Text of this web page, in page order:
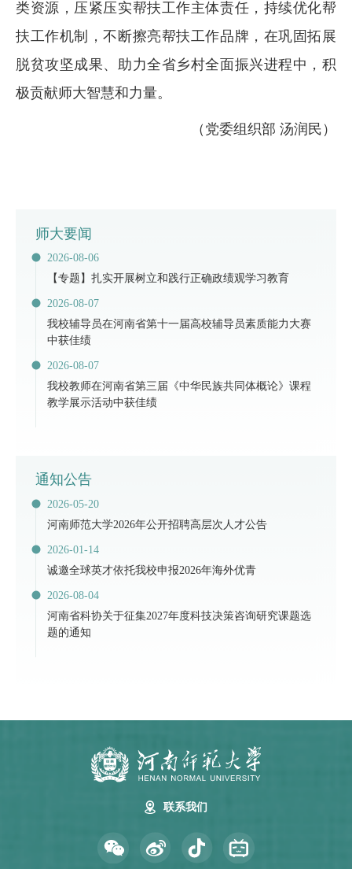
类资源，压紧压实帮扶工作主体责任，持续优化帮
扶工作机制，不断擦亮帮扶工作品牌，在巩固拓展
脱贫攻坚成果、助力全省乡村全面振兴进程中，积
极贡献师大智慧和力量。
（党委组织部 汤润民）
师大要闻
2026-08-06
【专题】扎实开展树立和践行正确政绩观学习教育
2026-08-07
​我校辅导员在河南省第十一届高校辅导员素质能力大赛
中获佳绩
2026-08-07
我校教师在河南省第三届《中华民族共同体概论》课程
教学展示活动中获佳绩
通知公告
2026-05-20
河南师范大学2026年公开招聘高层次人才公告
2026-01-14
诚邀全球英才依托我校申报2026年海外优青
2026-08-04
河南省科协关于征集2027年度科技决策咨询研究课题选
题的通知
联系我们